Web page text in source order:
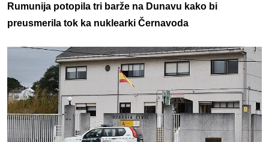
Rumunija potopila tri barže na Dunavu kako bi
preusmerila tok ka nuklearki Černavoda